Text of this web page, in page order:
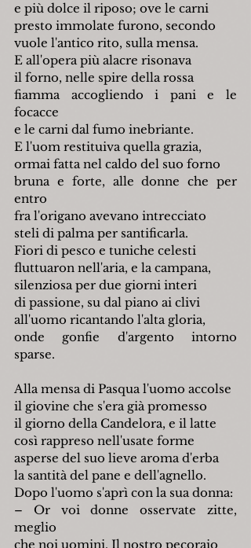
e più dolce il riposo; ove le carni
presto immolate furono, secondo
vuole l'antico rito, sulla mensa.
E all'opera più alacre risonava
il forno, nelle spire della rossa
fiamma accogliendo i pani e le
focacce
e le carni dal fumo inebriante.
E l'uom restituiva quella grazia,
ormai fatta nel caldo del suo forno
bruna e forte, alle donne che per
entro
fra l'origano avevano intrecciato
steli di palma per santificarla.
Fiori di pesco e tuniche celesti
fluttuaron nell'aria, e la campana,
silenziosa per due giorni interi
di passione, su dal piano ai clivi
all'uomo ricantando l'alta gloria,
onde gonfie d'argento intorno
sparse.
Alla mensa di Pasqua l'uomo accolse
il giovine che s'era già promesso
il giorno della Candelora, e il latte
così rappreso nell'usate forme
asperse del suo lieve aroma d'erba
la santità del pane e dell'agnello.
Dopo l'uomo s'aprì con la sua donna:
– Or voi donne osservate zitte,
meglio
che noi uomini. Il nostro pecoraio